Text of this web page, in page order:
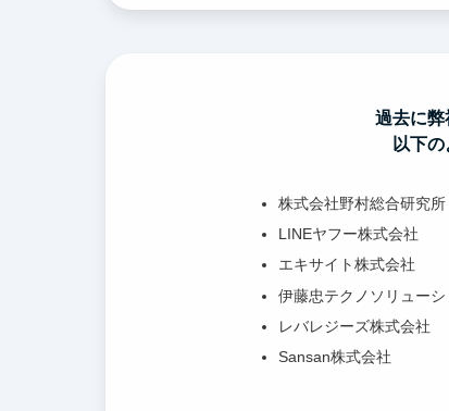
過去に弊
以下
株式会社野村総合研究所
LINEヤフー株式会社
エキサイト株式会社
伊藤忠テクノソリュー
レバレジーズ株式会社
Sansan株式会社